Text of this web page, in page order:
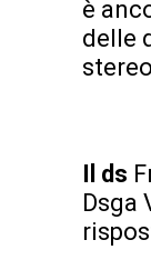
è
delle
Il ds
Dsga